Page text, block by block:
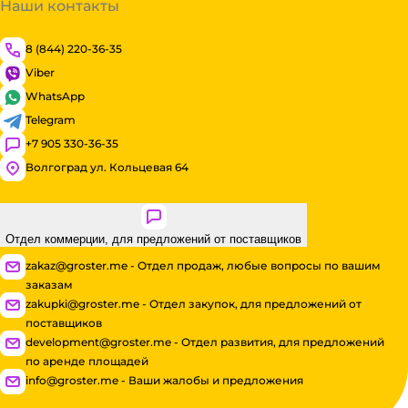
Наши контакты
8 (844) 220-36-35
Viber
WhatsApp
Telegram
+7 905 330-36-35
Волгоград ул. Кольцевая 64
Отдел коммерции, для предложений от поставщиков
zakaz@groster.me - Отдел продаж, любые вопросы по вашим
заказам
zakupki@groster.me - Отдел закупок, для предложений от
поставщиков
development@groster.me - Отдел развития, для предложений
по аренде площадей
info@groster.me - Ваши жалобы и предложения